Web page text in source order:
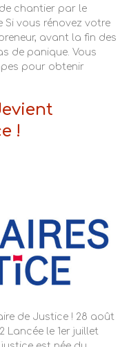
chantier par le
Si vous rénovez votre
avant la fin des
de panique. Vous
pour obtenir
!
de Justice ! 28 août
Lancée le 1er juillet